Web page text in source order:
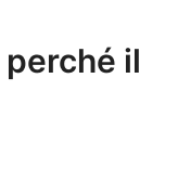
perché il